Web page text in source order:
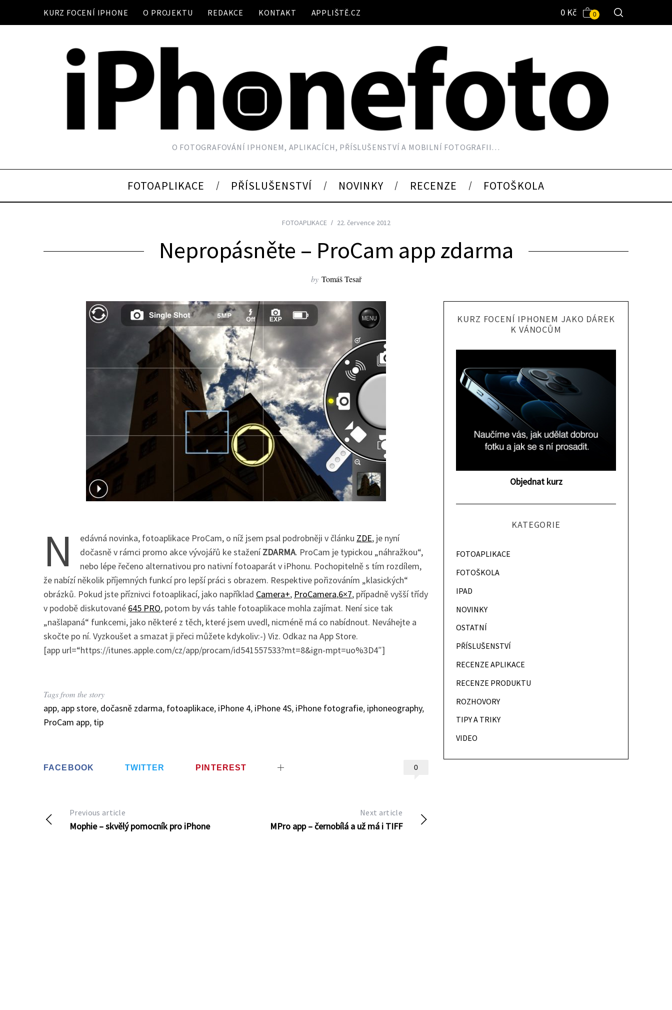
KURZ FOCENÍ IPHONE O PROJEKTU REDAKCE KONTAKT APPLIŠTĚ.CZ 0
0 Kč
O FOTOGRAFOVÁNÍ IPHONEM, APLIKACÍCH, PŘÍSLUŠENSTVÍ A MOBILNÍ FOTOGRAFII…
FOTOAPLIKACE PŘÍSLUŠENSTVÍ NOVINKY RECENZE FOTOŠKOLA
FOTOAPLIKACE 22. července 2012
Nepropásněte – ProCam app zdarma
by Tomáš Tesař
N edávná novinka, fotoaplikace ProCam, o níž jsem psal podrobněji v článku ZDE, je nyní
dočasně v rámci promo akce vývojářů ke staženíZDARMA. ProCam je typickou „náhražkou“,
nebo lépe řečeno alternativou pro nativní fotoaparát v iPhonu. Pochopitelně s tím rozdílem,
že nabízí několik příjemných funkcí pro lepší práci s obrazem. Respektive pořizováním „klasických“
obrázků. Pokud jste příznivci fotoaplikací, jako například Camera+, ProCamera,6×7, případně vyšší třídy
v podobě diskutované 645 PRO, potom by vás tahle fotoaplikace mohla zajímat. Není sice tak
„našlapaná“ funkcemi, jako některé z těch, které jsem uvedl, nicméně má co nabídnout. Neváhejte a
skočte po ní. Vyzkoušet a smazat ji přeci můžete kdykoliv:-) Viz. Odkaz na App Store.
[app url=“https://itunes.apple.com/cz/app/procam/id541557533?mt=8&ign-mpt=uo%3D4″]
Tags from the story
app, app store, dočasně zdarma, fotoaplikace, iPhone 4, iPhone 4S, iPhone fotografie, iphoneography,
ProCam app, tip
0
FACEBOOK TWITTER PINTEREST
Previous article
Mophie – skvělý pomocník pro iPhone
Next article
MPro app – černobílá a už má i TIFF
KURZ FOCENÍ IPHONEM JAKO DÁREK
K VÁNOCŮM
Objednat kurz
KATEGORIE
FOTOAPLIKACE
FOTOŠKOLA
IPAD
NOVINKY
OSTATNÍ
PŘÍSLUŠENSTVÍ
RECENZE APLIKACE
RECENZE PRODUKTU
ROZHOVORY
TIPY A TRIKY
VIDEO
a
r
h